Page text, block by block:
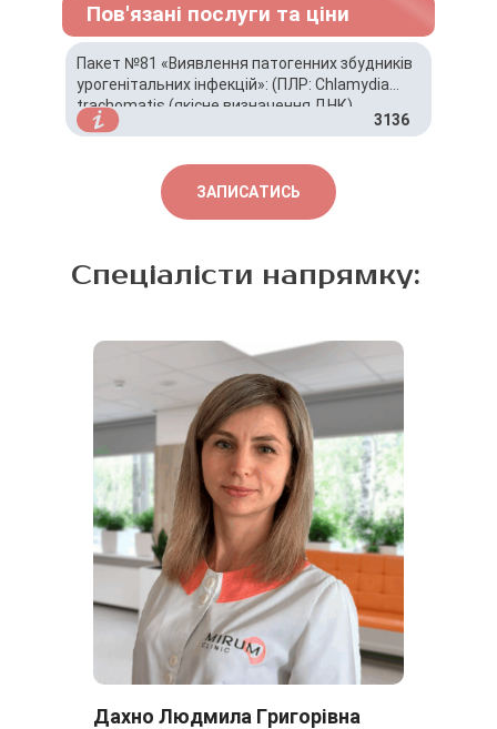
Пов'язані послуги та ціни
Пакет №81 «Виявлення патогенних збудників
урогенітальних інфекцій»: (ПЛР: Chlamydia
trachomatis (якісне визначення ДНК),
Mycoplasma genitalium (якісне визначення
(InPouch TV, Biomed США) (без визначення
чутливості до антибіотиків); Виявлення
Neisseria spp, (Neisseria gonorrhoeae) без
3136
ЗАПИСАТИСЬ
Спеціалісти напрямку:
Дахно Людмила Григорівна